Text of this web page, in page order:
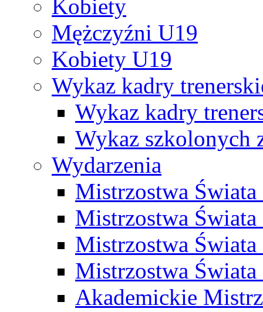
Kobiety
Mężczyźni U19
Kobiety U19
Wykaz kadry
Wykaz kadry
Wykaz szkolonych
Wydarzenia
Mistrzostwa
Mistrzostwa
Mistrzostwa
Mistrzostwa
Akademickie